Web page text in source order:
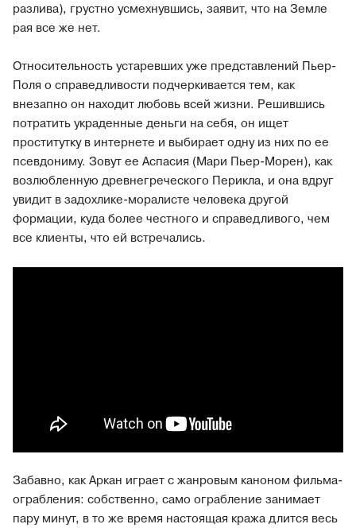
разлива), грустно усмехнувшись, заявит, что на Земле
рая все же нет.
Относительность устаревших уже представлений Пьер-
Поля о справедливости подчеркивается тем, как
внезапно он находит любовь всей жизни. Решившись
потратить украденные деньги на себя, он ищет
проститутку в интернете и выбирает одну из них по ее
псевдониму. Зовут ее Аспасия (Мари Пьер-Морен), как
возлюбленную древнегреческого Перикла, и она вдруг
увидит в задохлике-моралисте человека другой
формации, куда более честного и справедливого, чем
все клиенты, что ей встречались.
Забавно, как Аркан играет с жанровым каноном фильма-
ограбления: собственно, само ограбление занимает
пару минут, в то же время настоящая кража длится весь